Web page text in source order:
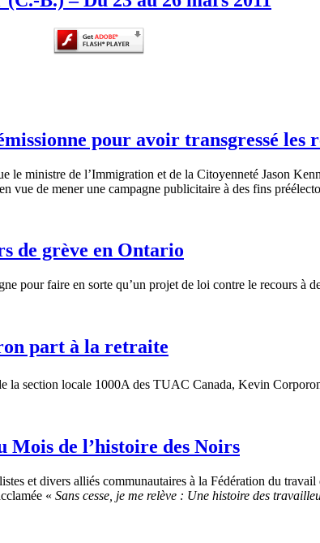
pour avoir transgressé les
le ministre de l’Immigration et de la Citoyenneté Jason
vue de mener une campagne publicitaire à des fins
de grève en Ontario
pour faire en sorte qu’un projet de loi contre le recours à
part à la retraite
la section locale 1000A des TUAC Canada, Kevin
Mois de l’histoire des Noirs
et divers alliés communautaires à la Fédération du
« Sans cesse, je me relève : Une histoire des